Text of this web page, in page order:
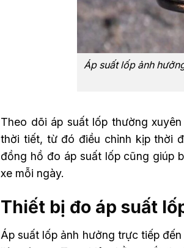
Áp suất lốp ảnh
Theo dõi áp suất lốp thường
thời tiết, từ đó điều chỉnh kịp thời
đồng hồ đo áp suất lốp cũng giúp
xe mỗi ngày.
Thiết bị đo áp suất
Áp suất lốp ảnh hưởng trực tiếp